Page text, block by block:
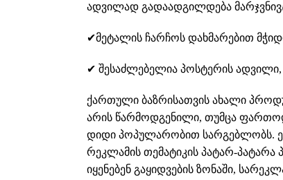
ადვილად გადაადგილდება მარჯვნივ/
✔მეტალის ჩარჩოს დახმარებით
✔ შესაძლებელია პოსტერის ადვილი,
ქართული ბაზრისათვის ახალი
არის წარმოდგენილი, თუმცა
დიდი პოპულარობით სარგებლობს.
რეკლამის თემატიკის პატარ-პატარა
იყენებენ გაყიდვების ზონაში,